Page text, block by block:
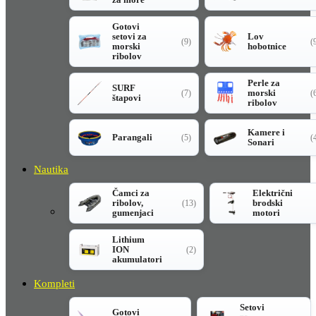
Gotovi
setovi za
morski
ribolov
(9)
Lov
hobotnice
SURF
štapovi
(7)
Perle za
morski
ribolov
Parangali (5)
Kamere i
Sonari
Nautika
Čamci za
ribolov,
gumenjaci
(13)
Električni
brodski
motori
Lithium
ION
akumulatori
(2)
Kompleti
Gotovi
Setovi